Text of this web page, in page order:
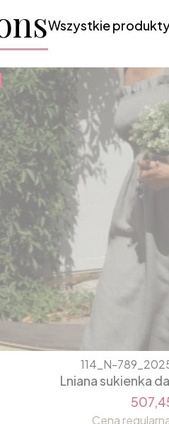
Wszystkie
114_N-
Lniana sukienka
Cena